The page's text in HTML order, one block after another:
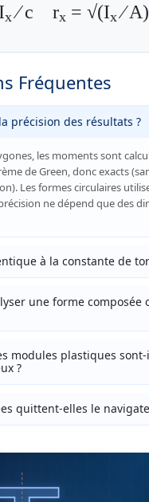
x⁄ c rx = √(Ix⁄ A)
Fréquentes
précision des résultats ?
les moments sont
de Green, donc exacts
Les formes circulaires
ne dépend que des
à la constante de
une forme composée
modules plastiques
?
quittent-elles le